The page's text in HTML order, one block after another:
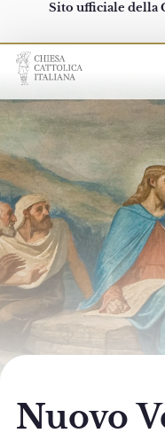
Sito ufficiale della
Nuovo